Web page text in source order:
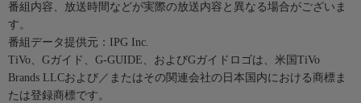
番組内容、放送時間などが実際の放送内容と異なる場合がございま
す。
番組データ提供元：IPG Inc.
TiVo、Gガイド、G-GUIDE、およびGガイドロゴは、米国TiVo
Brands LLCおよび／またはその関連会社の日本国内における商標ま
たは登録商標です。